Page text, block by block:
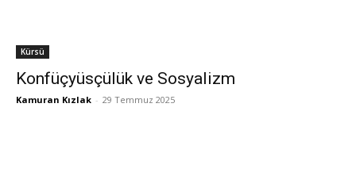
Kürsü
Konfüçyüsçülük ve Sosyalizm
Kamuran Kızlak - 29 Temmuz 2025